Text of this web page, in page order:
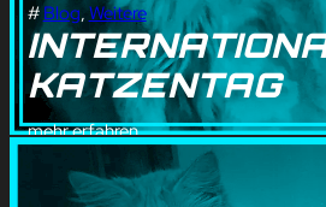
# Blog, Weitere
KATZENTAG
mehr erfahren